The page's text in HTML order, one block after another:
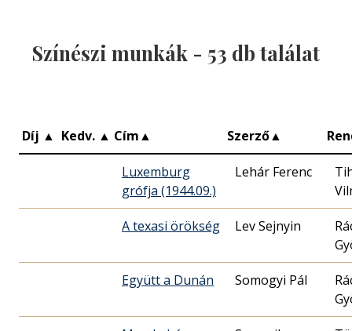
Színészi munkák - 53 db találat
Díj ▲ Kedv. ▲ Cím▲ Szerző▲
Luxemburg
grófja (1944.09.)
Lehár Ferenc
A texasi örökség Lev Sejnyin
Együtt a Dunán Somogyi Pál